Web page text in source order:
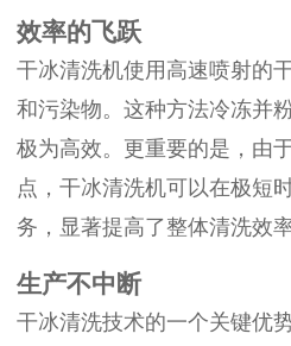
效率的飞跃
干冰清洗机使用高速喷射的
和污染物。这种方法冷冻并
极为高效。更重要的是，由
点，干冰清洗机可以在极短
务，显著提高了整体清洗效率
生产不中断
干冰清洗技术的一个关键优